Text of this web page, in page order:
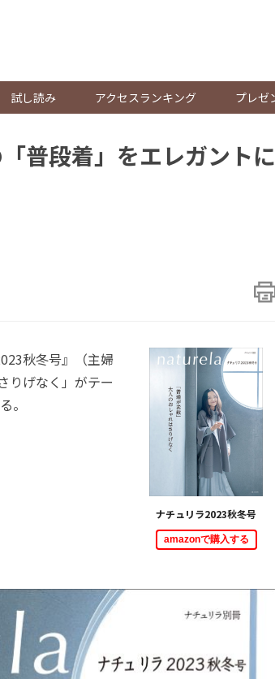
試し読み アクセスランキング プレゼ
普段着」をエレガントに
ナチュリラ2023秋冬号
amazonで購入する
秋冬号』（主婦
りげなく」がテー
。